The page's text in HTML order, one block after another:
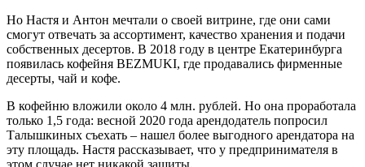
Но Настя и Антон мечтали о своей витрине, где они сами
смогут отвечать за ассортимент, качество хранения и подачи
собственных десертов. В 2018 году в центре Екатеринбурга
появилась кофейня BEZMUKI, где продавались фирменные
десерты, чай и кофе.
В кофейню вложили около 4 млн. рублей. Но она проработала
только 1,5 года: весной 2020 года арендодатель попросил
Талышкиных съехать – нашел более выгодного арендатора на
эту площадь. Настя рассказывает, что у предпринимателя в
этом случае нет никакой защиты.